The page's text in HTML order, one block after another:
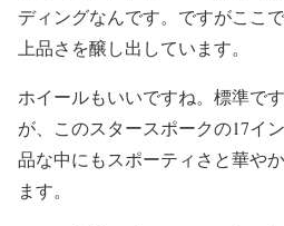
ディングなんです。ですがここ
上品さを醸し出しています。
ホイールもいいですね。標準で
が、このスタースポークの17イ
品な中にもスポーティさと華や
ます。